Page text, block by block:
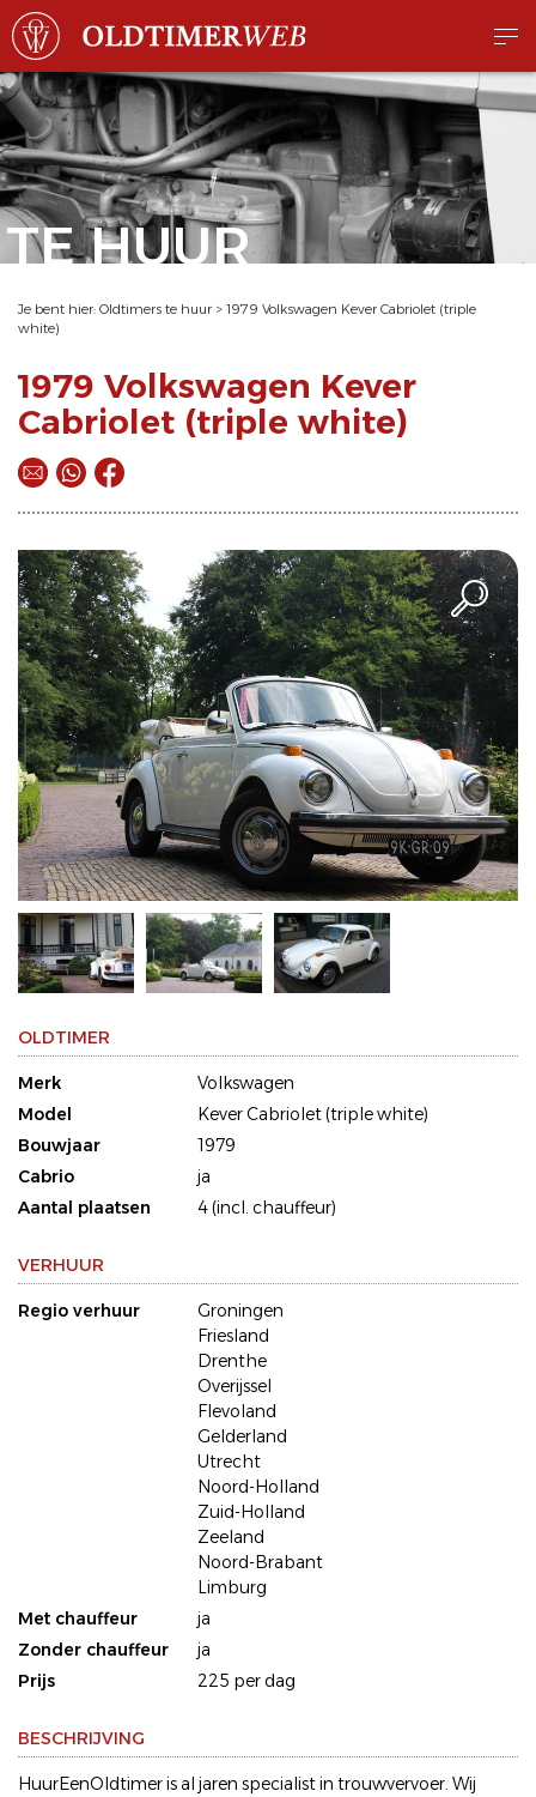
TE HUUR
Je bent hier: Oldtimers te huur > 1979 Volkswagen Kever Cabriolet (triple
white)
1979 Volkswagen Kever
Cabriolet (triple white)
OLDTIMER
Merk
Volkswagen
Model
Kever Cabriolet (triple white)
Bouwjaar
1979
Cabrio
ja
Aantal plaatsen
4 (incl. chauffeur)
VERHUUR
Regio verhuur
Groningen
Friesland
Drenthe
Overijssel
Flevoland
Gelderland
Utrecht
Noord-Holland
Zuid-Holland
Zeeland
Noord-Brabant
Limburg
Met chauffeur
ja
Zonder chauffeur
ja
Prijs
225 per dag
BESCHRIJVING
HuurEenOldtimer is al jaren specialist in trouwvervoer. Wij